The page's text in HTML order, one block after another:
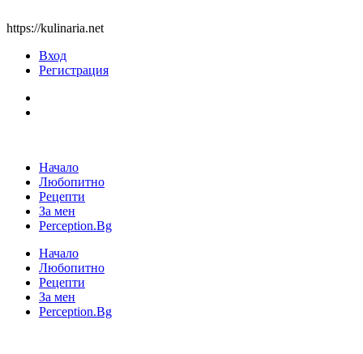
https://kulinaria.net
Вход
Регистрация
Начало
Любопитно
Рецепти
За мен
Perception.Bg
Начало
Любопитно
Рецепти
За мен
Perception.Bg